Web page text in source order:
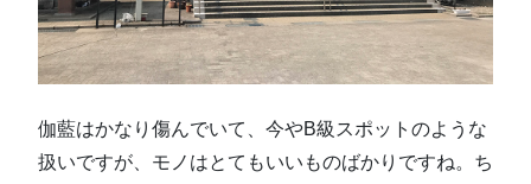
伽藍はかなり傷んでいて、今やB級スポットのような
扱いですが、モノはとてもいいものばかりですね。ち